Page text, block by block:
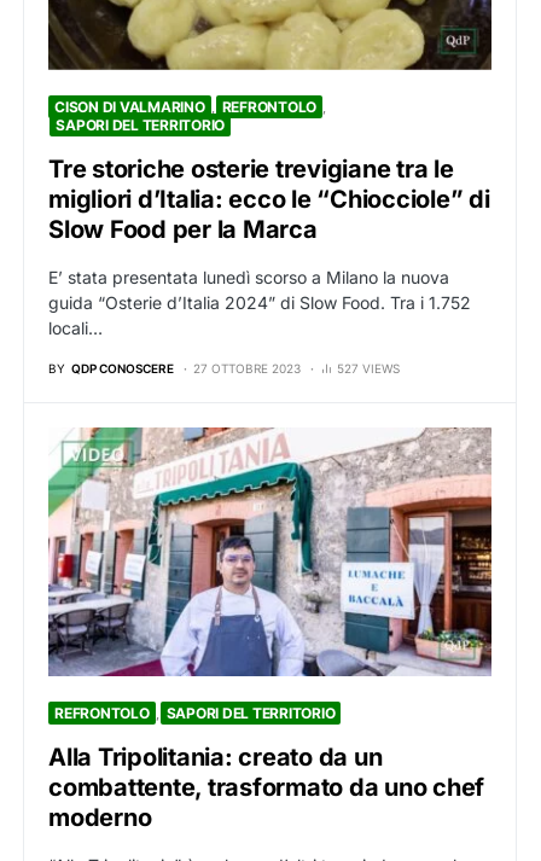
CISON DI VALMARINO
REFRONTOLO
SAPORI DEL TERRITORIO
Tre storiche osterie trevigiane tra le
migliori d’Italia: ecco le “Chiocciole” di
Slow Food per la Marca
E’ stata presentata lunedì scorso a Milano la nuova
guida “Osterie d’Italia 2024” di Slow Food. Tra i 1.752
locali…
BY QDP CONOSCERE 27 OTTOBRE 2023 527 VIEWS
REFRONTOLO SAPORI DEL TERRITORIO
Alla Tripolitania: creato da un
combattente, trasformato da uno chef
moderno